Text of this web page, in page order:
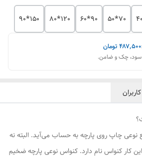
70*50
90*60
120*80
150*90
۴۸۷٬۵۰۰تومان
چاپ روی پارچه به حساب می‌آید. البته نه
کار کنواس نام دارد. کنواس نوعی پارچه ضخیم